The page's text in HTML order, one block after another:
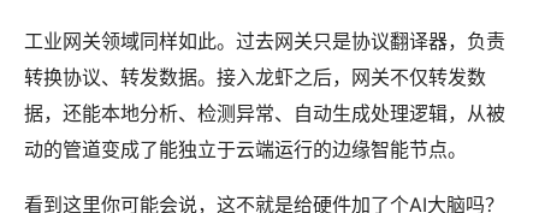
工业网关领域同样如此。过去网关只是协议翻译器，负责
转换协议、转发数据。接入龙虾之后，网关不仅转发数
据，还能本地分析、检测异常、自动生成处理逻辑，从被
动的管道变成了能独立于云端运行的边缘智能节点。
看到这里你可能会说，这不就是给硬件加了个AI大脑吗？